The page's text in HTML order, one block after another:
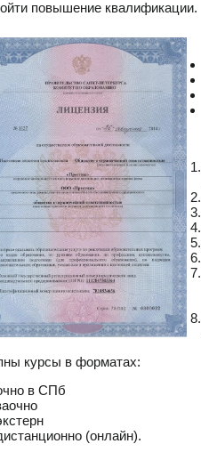
повышение квалификации.
курсы в форматах:
в СПб
(онлайн).